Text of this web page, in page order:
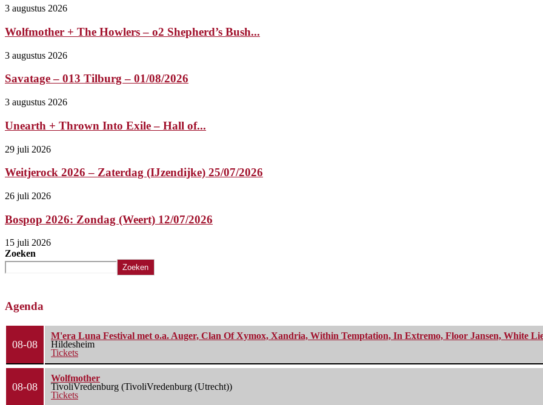
3 augustus 2026
Wolfmother + The Howlers – o2 Shepherd’s Bush...
3 augustus 2026
Savatage – 013 Tilburg – 01/08/2026
3 augustus 2026
Unearth + Thrown Into Exile – Hall of...
29 juli 2026
Weitjerock 2026 – Zaterdag (IJzendijke) 25/07/2026
26 juli 2026
Bospop 2026: Zondag (Weert) 12/07/2026
15 juli 2026
Zoeken
Zoeken
Agenda
08-08
M'era Luna Festival met o.a. Auger, Clan Of Xymox, Xandria, Within Temptation, In Extremo, Floor Jansen, White
Hildesheim
Tickets
08-08
Wolfmother
TivoliVredenburg (TivoliVredenburg (Utrecht))
Tickets